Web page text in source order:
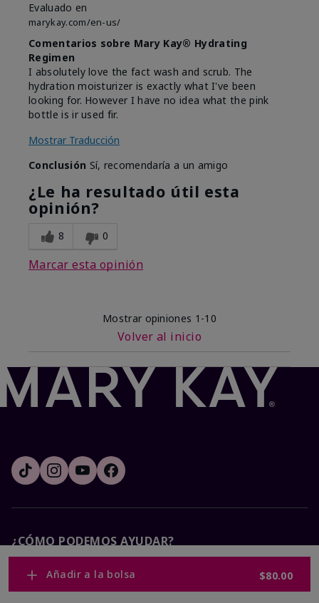
Añadir a la bolsa $80.00
Evaluado en
marykay.com/en-us/
Comentarios sobre Mary Kay® Hydrating
Regimen
I absolutely love the fact wash and scrub. The
hydration moisturizer is exactly what I've been
looking for. However I have no idea what the pink
bottle is ir used fir.
Mostrar Traducción
Conclusión Sí, recomendaría a un amigo
¿Le ha resultado útil esta
opinión?
8 0
Marcar esta opinión
Mostrar opiniones 1-10
Volver al inicio
¿CÓMO PODEMOS AYUDAR?
Recibe e-mails